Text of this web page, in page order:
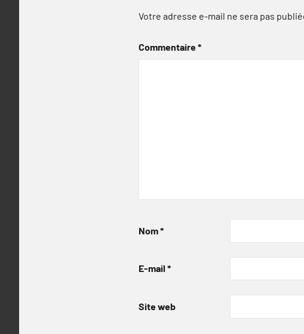
Votre adresse e-mail ne sera pas
Commentaire*
Nom*
E-mail *
Site web